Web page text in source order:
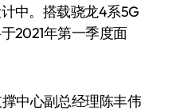
中。搭载骁龙4系5G
2021年第一季度面
中心副总经理陈丰伟